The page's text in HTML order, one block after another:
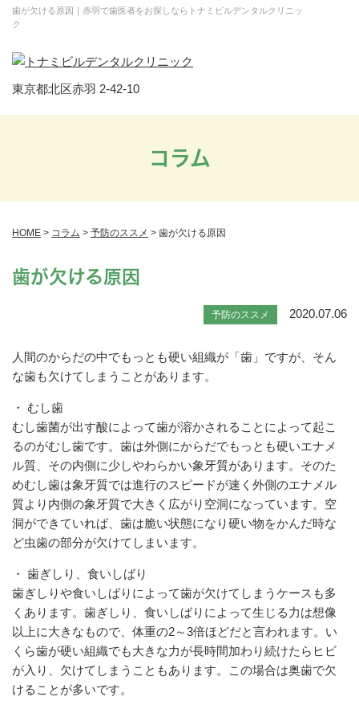
歯が欠ける原因｜赤羽で歯医者をお探しならトナミビルデンタルクリニッ
ク
東京都北区赤羽 2-42-10
コラム
HOME > コラム > 予防のススメ > 歯が欠ける原因
歯が欠ける原因
予防のススメ 2020.07.06
人間のからだの中でもっとも硬い組織が「歯」ですが、そん
な歯も欠けてしまうことがあります。
・ むし歯
むし歯菌が出す酸によって歯が溶かされることによって起こ
るのがむし歯です。歯は外側にからだでもっとも硬いエナメ
ル質、その内側に少しやわらかい象牙質があります。そのた
めむし歯は象牙質では進行のスピードが速く外側のエナメル
質より内側の象牙質で大きく広がり空洞になっています。空
洞ができていれば、歯は脆い状態になり硬い物をかんだ時な
ど虫歯の部分が欠けてしまいます。
・ 歯ぎしり、食いしばり
歯ぎしりや食いしばりによって歯が欠けてしまうケースも多
くあります。歯ぎしり、食いしばりによって生じる力は想像
以上に大きなもので、体重の2～3倍ほどだと言われます。い
くら歯が硬い組織でも大きな力が長時間加わり続けたらヒビ
が入り、欠けてしまうこともあります。この場合は奥歯で欠
けることが多いです。